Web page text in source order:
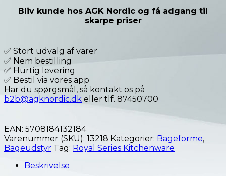
Bliv kunde hos AGK Nordic og få adgang til
skarpe priser
✅ Stort udvalg af varer
✅ Nem bestilling
✅ Hurtig levering
✅ Bestil via vores app
Har du spørgsmål, så kontakt os på
b2b@agknordic.dk eller tlf. 87450700
EAN: 5708184132184
Varenummer (SKU): 13218 Kategorier: Bageforme,
Bageudstyr Tag: Royal Series Kitchenware
Beskrivelse